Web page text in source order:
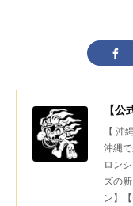
【 沖
沖縄
ロン
ズの
ン】